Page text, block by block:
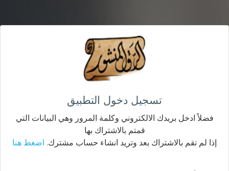
تسجيل دخول التطبيق
فضلاً ادخل بريدك الالكتروني وكلمة المرور وهي البيانات التي
قمتم بالاشتراك بها
إذا لم تقم بالاشتراك بعد وتريد انشاء حساب مشترك. اضغط هنا